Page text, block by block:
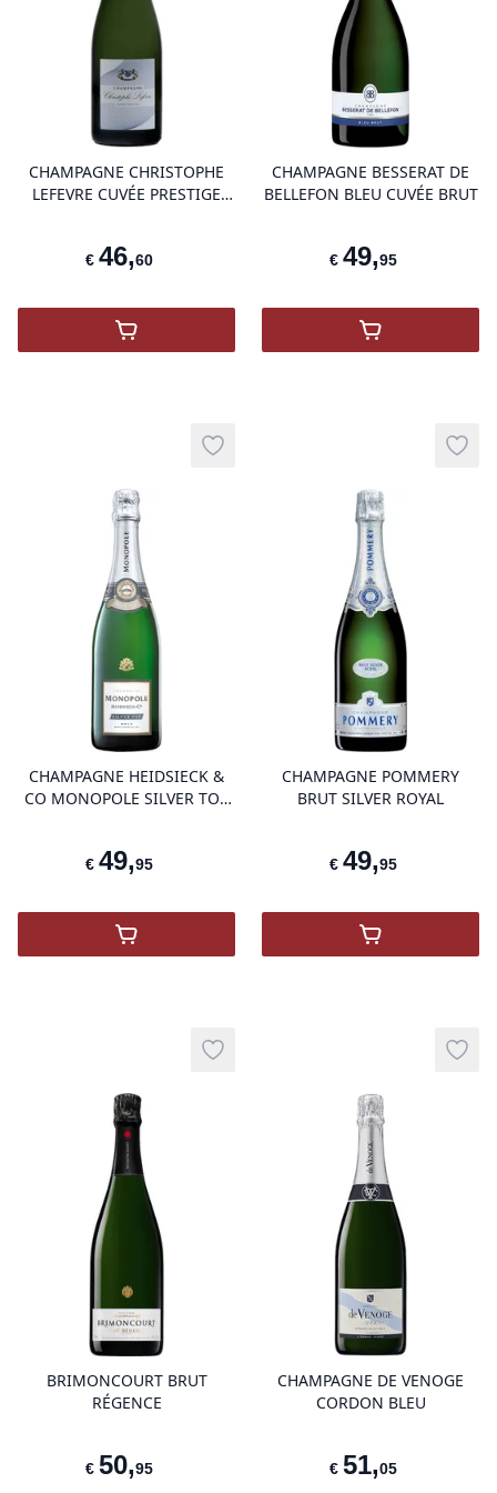
CHAMPAGNE CHRISTOPHE
LEFEVRE CUVÉE PRESTIGE
€ 46,60
product variant items in cart, view
,Champagne Christophe Lefevre Cuvée
CHAMPAGNE BESSERAT DE
BELLEFON BLEU CUVÉE BRUT
€ 49,95
,Champagne
CHAMPAGNE HEIDSIECK &
CO MONOPOLE SILVER TOP
€ 49,95
Add to wishlist
product variant items in cart, view
,Champagne Heidsieck & Co Monopole
CHAMPAGNE POMMERY
BRUT SILVER ROYAL
€ 49,95
Add
,Champagne
BRIMONCOURT BRUT
RÉGENCE
€ 50,95
Add to wishlist
product variant items in cart, view
CHAMPAGNE DE VENOGE
CORDON BLEU
€ 51,05
Add